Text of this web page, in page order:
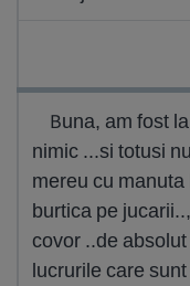
Buna, am fost
nimic ...si totusi
mereu cu
burtica pe
covor ..de
lucrurile care